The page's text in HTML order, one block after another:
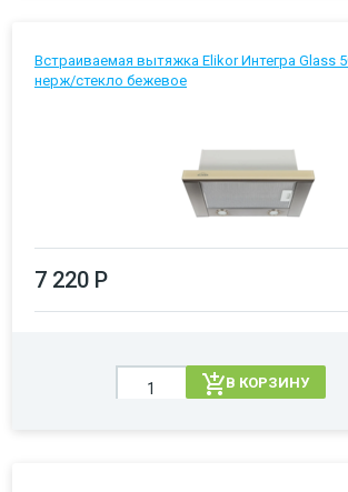
Встраиваемая вытяжка Elikor Интегра Glass
нерж/стекло бежевое
7 220 Р
В КОРЗИНУ